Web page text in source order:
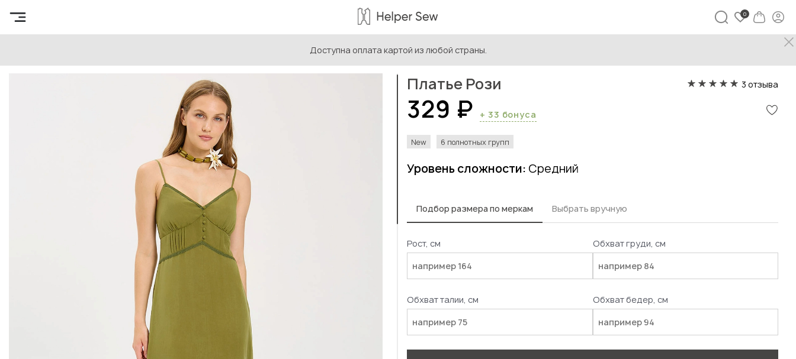
Доступна оплата картой из любой страны.
Выкройки женской одежды / Платье Рози
Платье Рози 3 отзыва
329 ₽ + 33 бонуса
New 6 полнотных групп
Уровень сложности: Средний
Подбор размера по меркам Выбрать вручную
Рост, см Обхват груди, см
Обхват талии, см Обхват бедер, см